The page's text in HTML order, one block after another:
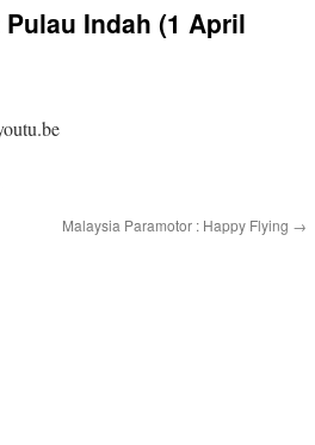
Indah (1 April
Malaysia Paramotor : Happy Flying →